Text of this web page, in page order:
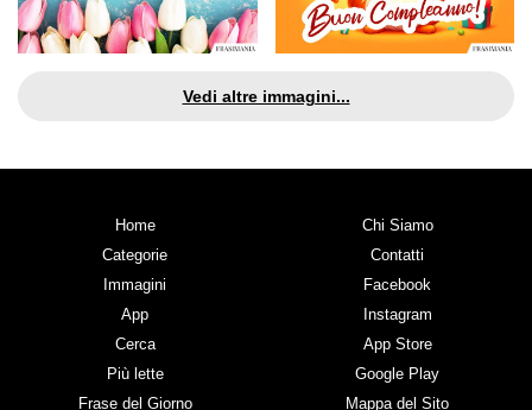
Vedi altre immagini...
Home
Categorie
Immagini
App
Cerca
Più lette
Frase del Giorno
Chi Siamo
Contatti
Facebook
Instagram
App Store
Google Play
Mappa del Sito